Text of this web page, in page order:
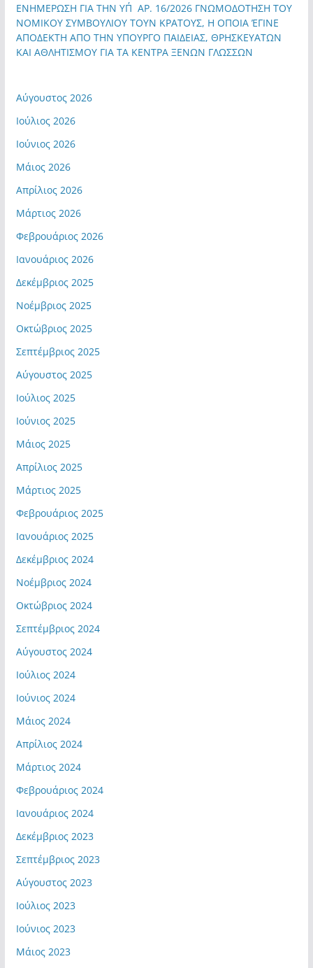
ΕΝΗΜΕΡΩΣΗ ΓΙΑ ΤΗΝ ΥΠ΄ΑΡ. 16/2026 ΓΝΩΜΟΔΟΤΗΣΗ ΤΟΥ
ΝΟΜΙΚΟΥ ΣΥΜΒΟΥΛΙΟΥ ΤΟΥΝ ΚΡΑΤΟΥΣ, Η ΟΠΟΙΑ ΈΓΙΝΕ
ΑΠΟΔΕΚΤΗ ΑΠΟ ΤΗΝ ΥΠΟΥΡΓΟ ΠΑΙΔΕΙΑΣ, ΘΡΗΣΚΕΥΑΤΩΝ
ΚΑΙ ΑΘΛΗΤΙΣΜΟΥ ΓΙΑ ΤΑ ΚΕΝΤΡΑ ΞΕΝΩΝ ΓΛΩΣΣΩΝ
Αύγουστος 2026
Ιούλιος 2026
Ιούνιος 2026
Μάιος 2026
Απρίλιος 2026
Μάρτιος 2026
Φεβρουάριος 2026
Ιανουάριος 2026
Δεκέμβριος 2025
Νοέμβριος 2025
Οκτώβριος 2025
Σεπτέμβριος 2025
Αύγουστος 2025
Ιούλιος 2025
Ιούνιος 2025
Μάιος 2025
Απρίλιος 2025
Μάρτιος 2025
Φεβρουάριος 2025
Ιανουάριος 2025
Δεκέμβριος 2024
Νοέμβριος 2024
Οκτώβριος 2024
Σεπτέμβριος 2024
Αύγουστος 2024
Ιούλιος 2024
Ιούνιος 2024
Μάιος 2024
Απρίλιος 2024
Μάρτιος 2024
Φεβρουάριος 2024
Ιανουάριος 2024
Δεκέμβριος 2023
Σεπτέμβριος 2023
Αύγουστος 2023
Ιούλιος 2023
Ιούνιος 2023
Μάιος 2023